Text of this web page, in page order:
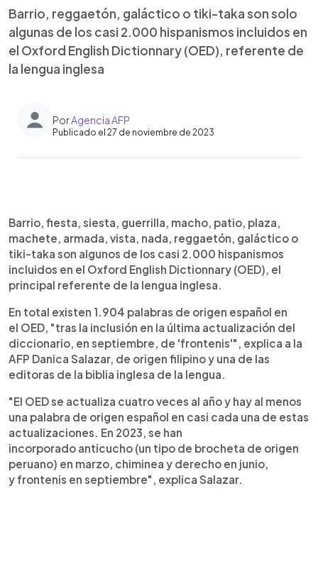
Barrio, reggaetón, galáctico o tiki-taka son solo
algunas de los casi 2.000 hispanismos incluidos en
el Oxford English Dictionnary (OED), referente de
la lengua inglesa
PorAgencia AFP
Publicado el 27 de noviembre de 2023
► Escuchar artículo
Barrio, fiesta, siesta, guerrilla, macho, patio, plaza,
machete, armada, vista, nada, reggaetón, galáctico o
tiki-taka son algunos de los casi 2.000 hispanismos
incluidos en el Oxford English Dictionnary (OED), el
principal referente de la lengua inglesa.
En total existen 1.904 palabras de origen español en
el OED, "tras la inclusión en la última actualización del
diccionario, en septiembre, de 'frontenis'", explica a la
AFP Danica Salazar, de origen filipino y una de las
editoras de la biblia inglesa de la lengua.
"El OED se actualiza cuatro veces al año y hay al menos
una palabra de origen español en casi cada una de estas
actualizaciones. En 2023, se han
incorporado anticucho (un tipo de brocheta de origen
peruano) en marzo, chiminea y derecho en junio,
y frontenis en septiembre", explica Salazar.